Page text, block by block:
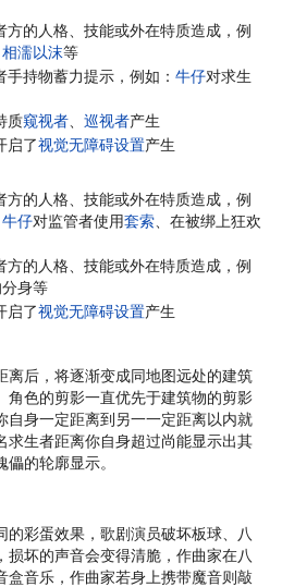
方的人格、技能或外在特质造成，例
相濡以沫等
手持物蓄力提示，例如：牛仔对求生
质窥视者、巡视者产生
启了视觉无障碍设置产生
方的人格、技能或外在特质造成，例
牛仔对监管者使用套索 、在被绑上狂欢
方的人格、技能或外在特质造成，例
分身等
启了视觉无障碍设置产生
离后，将逐渐变成同地图远处的建筑
角色的剪影一直优先于建筑物的剪影
自身一定距离到另一一定距离以内就
求生者距离你自身超过尚能显示出其
的轮廓显示。
的彩蛋效果，歌剧演员破坏板球、八
损坏的声音会变得清脆，作曲家在八
盒音乐，作曲家若身上携带魔音则敲